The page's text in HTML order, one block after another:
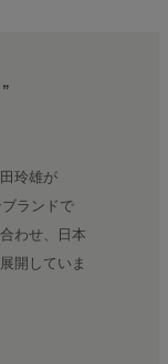
玲雄が
ランドで
わせ、日本
開していま